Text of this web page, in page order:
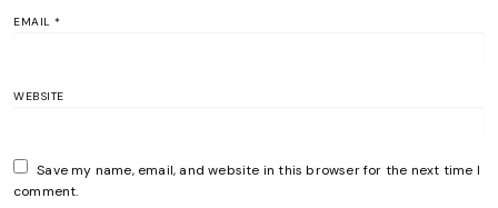
EMAIL *
WEBSITE
Save my name, email, and website in this browser for the next time I
comment.